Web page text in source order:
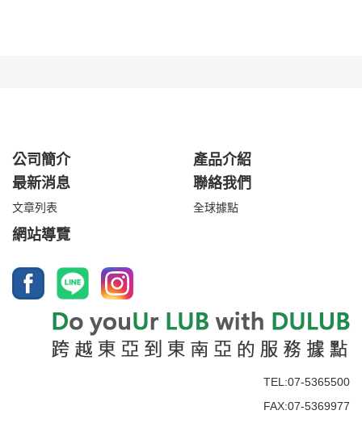
公司簡介
產品介紹
最新消息
文章列表
聯絡我們
全球據點
網站導覽
TEL:07-5365500
FAX:07-5369977